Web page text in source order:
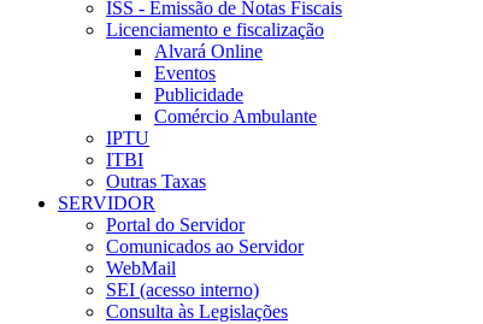
ISS - Emissão de Notas Fiscais
Licenciamento e fiscalização
Alvará Online
Eventos
Publicidade
Comércio Ambulante
IPTU
ITBI
Outras Taxas
SERVIDOR
Portal do Servidor
Comunicados ao Servidor
WebMail
SEI (acesso interno)
Consulta às Legislações